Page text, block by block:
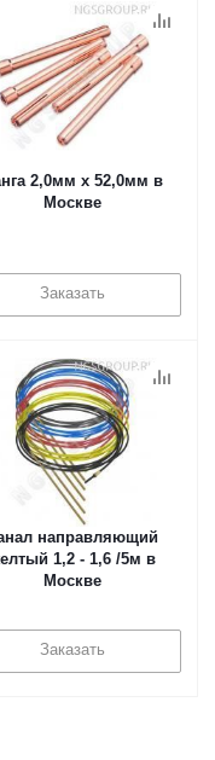
2,0мм х 52,0мм в
Москве
Заказать
направляющий
1,2 - 1,6 /5м в
Москве
Заказать